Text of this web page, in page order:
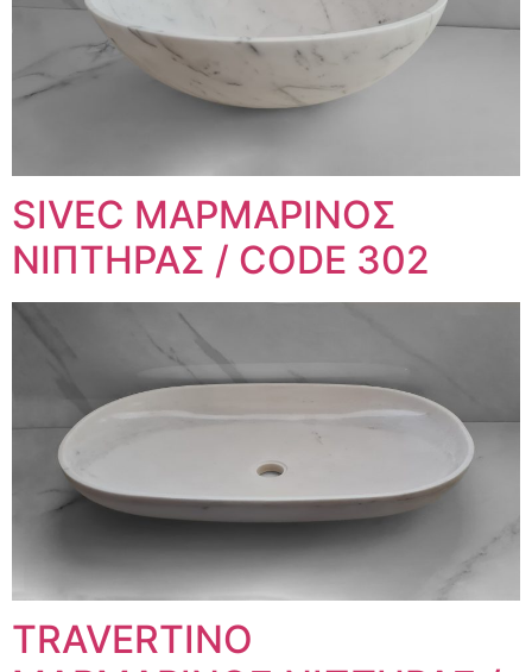
SIVEC ΜΑΡΜΑΡΙΝΟΣ
ΝΙΠΤΗΡΑΣ / CODE 302
TRAVERTINO